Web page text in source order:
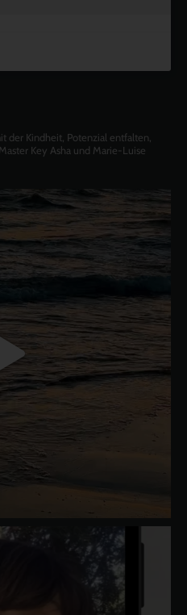
der Kindheit, Potenzial entfalten,
Key Asha und Marie-Luise